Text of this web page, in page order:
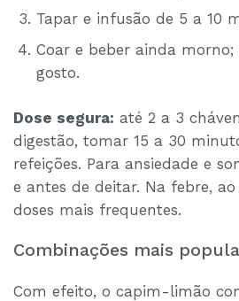
Tapar e infusão de 5 a 10
Coar e beber ainda
gosto.
Dose segura: até 2 a 3
digestão, tomar 15 a 30
refeições. Para ansiedade e
e antes de deitar. Na febre,
doses mais frequentes.
Combinações mais
Com efeito, o capim-limão